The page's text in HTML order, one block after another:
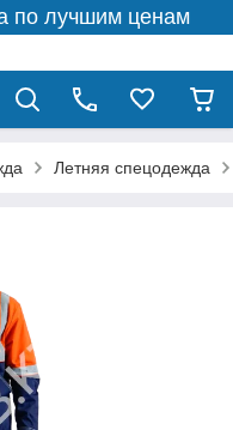
по лучшим ценам
Летняя спецодежда